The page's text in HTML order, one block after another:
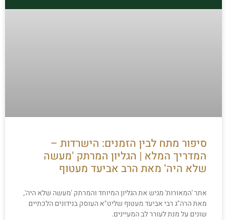
סיפור מתח לבין הזמנים: הישרדות –
המדריך המלא | הגליון המרתק 'מעשה
שלא היה' מאת הרב אביעד מעטוף
אתר 'המאורות' מגיש את הגליון המיוחד והמרתק 'מעשה שלא היה',
מאת הרה"ג רבי אביעד מעטוף שליט"א העוסק בנידונים הלכתיים
שונים על מנת לעורר לב המעיינים.